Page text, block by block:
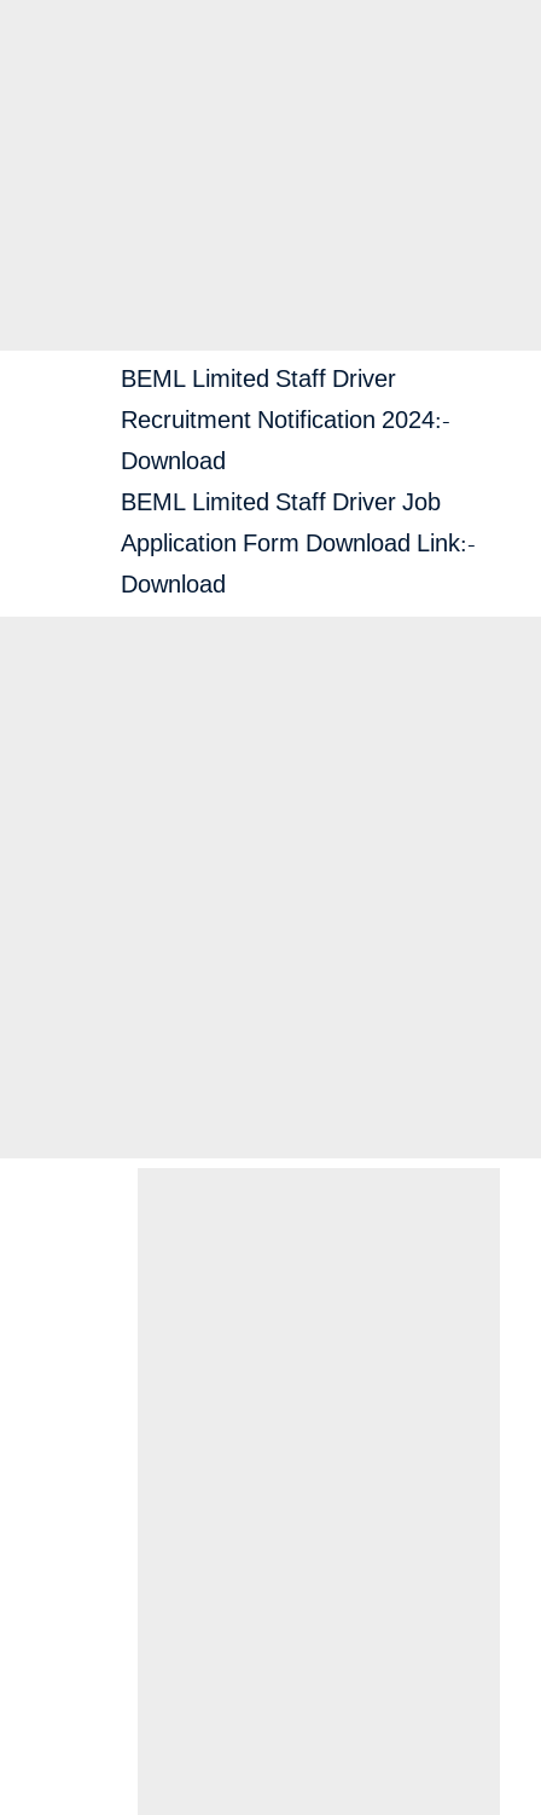
BEML Limited Staff Driver
Recruitment Notification 2024:-
Download
BEML Limited Staff Driver Job
Application Form Download Link:-
Download